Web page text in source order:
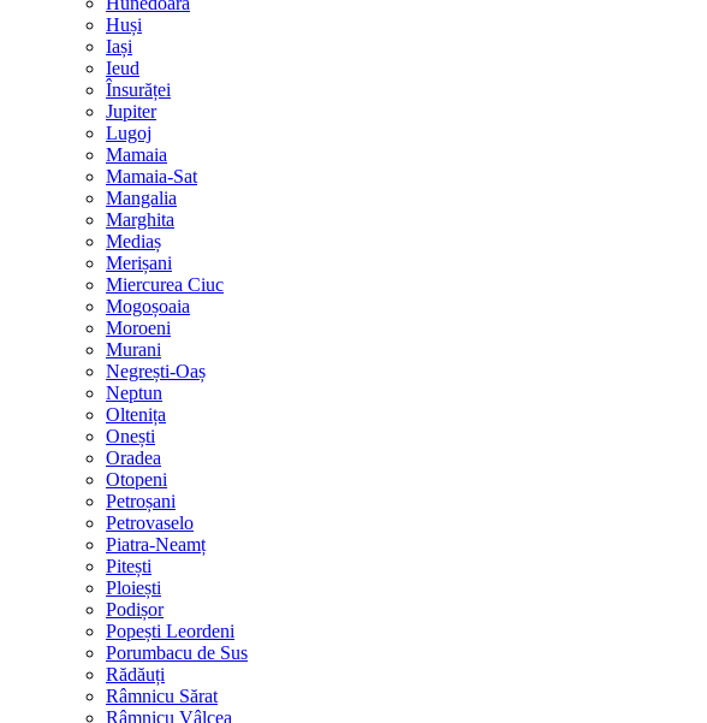
Huși
Iași
Ieud
Însurăței
Jupiter
Lugoj
Mamaia
Mamaia-Sat
Mangalia
Marghita
Mediaș
Merișani
Miercurea Ciuc
Mogoșoaia
Moroeni
Murani
Negrești-Oaș
Neptun
Oltenița
Onești
Oradea
Otopeni
Petroșani
Petrovaselo
Piatra-Neamț
Pitești
Ploiești
Podișor
Popești Leordeni
Porumbacu de Sus
Rădăuți
Râmnicu Sărat
Râmnicu Vâlcea